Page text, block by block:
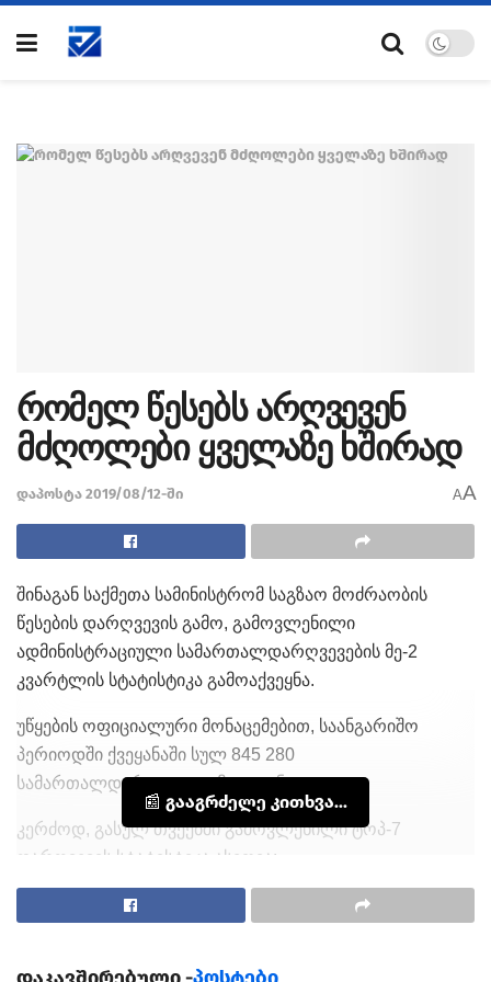
რომელ წესებს არღვევენ
მძღოლები ყველაზე ხშირად
დაპოსტა 2019/08/12-ში AA
შინაგან საქმეთა სამინისტრომ საგზაო მოძრაობის
წესების დარღვევის გამო, გამოვლენილი
ადმინისტრაციული სამართალდარღვევების მე-2
კვარტლის სტატისტიკა გამოაქვეყნა.
უწყების ოფიციალური მონაცემებით, საანგარიშო
პერიოდში ქვეყანაში სულ 845 280
სამართალდარღვევა გამოვლინდა.
კერძოდ, გასულ თვეებში გამოვლენილი ტოპ-7
დარღვევის სტატისტიკა ასეთია:
ამკრძალავი ნიშნების „გაჩერება აკრძალულია“
📰 გააგრძელე კითხვა...